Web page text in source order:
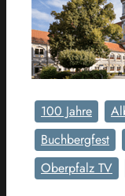
100 Jahre
Buchbergfest
Oberpfalz TV